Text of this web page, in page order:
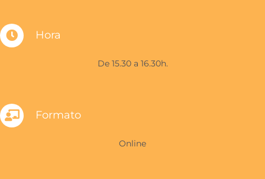
Hora
De 15.30 a 16.30h.
Formato
Online